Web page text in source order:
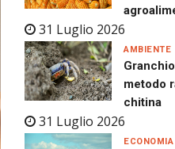
31 Luglio 2026
metodo
chitina
31 Luglio 2026
AMBIENTE
ECONOMIA